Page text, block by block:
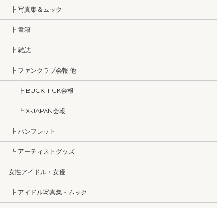
┣ 写真集＆ムック
┣ 書籍
┣ 雑誌
┣ ファンクラブ会報 他
┣ BUCK-TICK会報
┗ X-JAPAN会報
┣ パンフレット
┗ アーティストグッズ
女性アイドル・女優
┣ アイドル写真集・ムック